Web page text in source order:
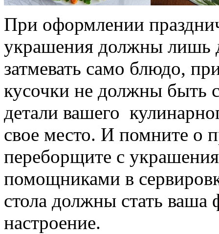
При оформлении
украшения должны лишь
затмевать само блюдо,
кусочки не должны быть
детали вашего
свое место. И помните о
переборщите с
помощниками в
стола должны стать ваша
настроение.